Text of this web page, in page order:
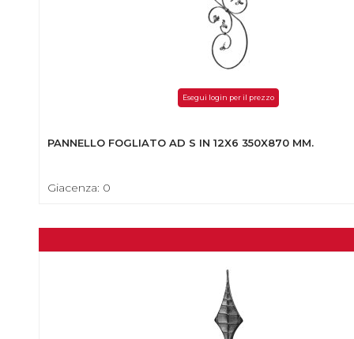
Esegui login per il prezzo
PANNELLO FOGLIATO AD S IN 12X6 350X870 MM.
Giacenza: 0